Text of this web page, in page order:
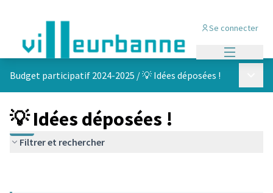
Se connecter
Budget participatif 2024-2025 /💡 Idées déposées !
💡 Idées déposées !
Filtrer et rechercher